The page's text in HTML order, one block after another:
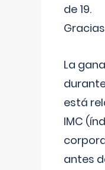
de 19.
Gracias
La
está
IMC
antes